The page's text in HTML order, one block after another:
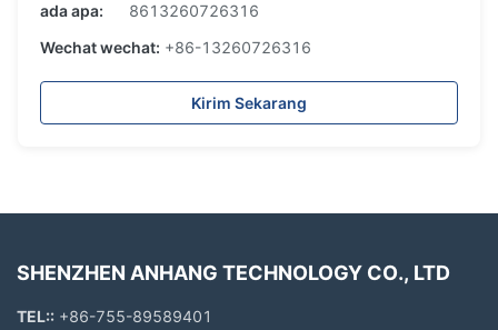
ada apa:
8613260726316
Wechat wechat: +86-13260726316
Kirim Sekarang
SHENZHEN ANHANG TECHNOLOGY CO., LTD
TEL:: +86-755-89589401